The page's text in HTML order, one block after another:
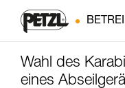
Wahl des
eines